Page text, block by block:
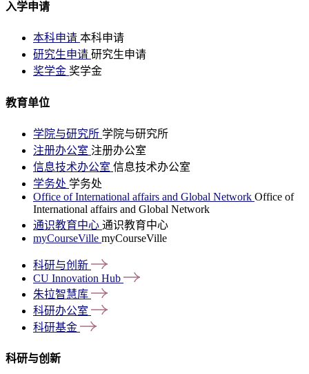
入学申请
本科申请 本科申请
研究生申请 研究生申请
奖学金 奖学金
教育单位
学院与研究所 学院与研究所
注册办公室 注册办公室
信息技术办公室 信息技术办公室
学务处 学务处
Office of International affairs and Global Network Office of
International affairs and Global Network
通识教育中心 通识教育中心
myCourseVille myCourseVille
科研与创新
CU Innovation Hub
朱拉智慧库
科研办公室
科研基金
科研与创新